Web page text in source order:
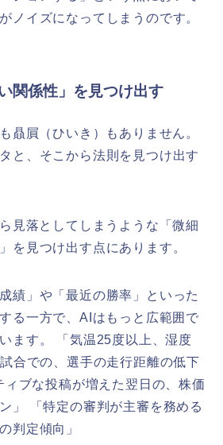
ノイズになってしまうのです。
関係性」を見つけ出す
贔屓（ひいき）もありません。
と、そこから法則を見つけ出す
見落としてしまうような「微細
を見つけ出す点にあります。
績」や「最近の勝率」といった
る一方で、AIはもっと広範囲で
ます。 「気温25度以上、湿度
合での、選手の走行距離の低下
ブな投稿が増えた翌日の、株価
」 「特定の審判が主審を務める
判定傾向」